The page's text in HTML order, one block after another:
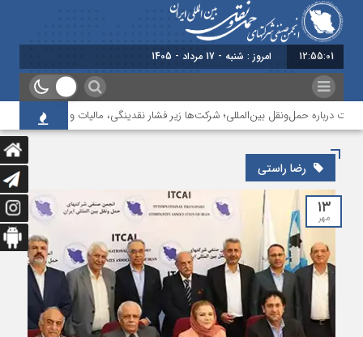
12:55:01 امروز : شنبه - 17 مرداد - 1405
درباره حمل‌ونقل بین‌المللی؛ شرکت‌ها زیر فشار نقدینگی، مالیات و افت عملیات
رضا راستی
۱۳
مهر